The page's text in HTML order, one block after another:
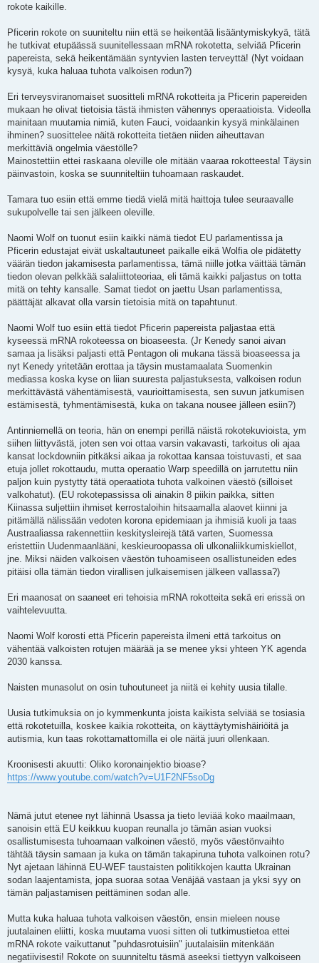
rokote kaikille.
Pficerin rokote on suuniteltu niin että se heikentää lisääntymiskykyä, tätä
he tutkivat etupäässä suunitellessaan mRNA rokotetta, selviää Pficerin
papereista, sekä heikentämään syntyvien lasten terveyttä! (Nyt voidaan
kysyä, kuka haluaa tuhota valkoisen rodun?)
Eri terveysviranomaiset suositteli mRNA rokotteita ja Pficerin papereiden
mukaan he olivat tietoisia tästä ihmisten vähennys operaatioista. Videolla
mainitaan muutamia nimiä, kuten Fauci, voidaankin kysyä minkälainen
ihminen? suosittelee näitä rokotteita tietäen niiden aiheuttavan
merkittäviä ongelmia väestölle?
Mainostettiin ettei raskaana oleville ole mitään vaaraa rokotteesta! Täysin
päinvastoin, koska se suunniteltiin tuhoamaan raskaudet.
Tamara tuo esiin että emme tiedä vielä mitä haittoja tulee seuraavalle
sukupolvelle tai sen jälkeen oleville.
Naomi Wolf on tuonut esiin kaikki nämä tiedot EU parlamentissa ja
Pficerin edustajat eivät uskaltautuneet paikalle eikä Wolfia ole pidätetty
väärän tiedon jakamisesta parlamentissa, tämä niille jotka väittää tämän
tiedon olevan pelkkää salaliittoteoriaa, eli tämä kaikki paljastus on totta
mitä on tehty kansalle. Samat tiedot on jaettu Usan parlamentissa,
päättäjät alkavat olla varsin tietoisia mitä on tapahtunut.
Naomi Wolf tuo esiin että tiedot Pficerin papereista paljastaa että
kyseessä mRNA rokoteessa on bioaseesta. (Jr Kenedy sanoi aivan
samaa ja lisäksi paljasti että Pentagon oli mukana tässä bioaseessa ja
nyt Kenedy yritetään erottaa ja täysin mustamaalata Suomenkin
mediassa koska kyse on liian suuresta paljastuksesta, valkoisen rodun
merkittävästä vähentämisestä, vaurioittamisesta, sen suvun jatkumisen
estämisestä, tyhmentämisestä, kuka on takana nousee jälleen esiin?)
Antinniemellä on teoria, hän on enempi perillä näistä rokotekuvioista, ym
siihen liittyvästä, joten sen voi ottaa varsin vakavasti, tarkoitus oli ajaa
kansat lockdowniin pitkäksi aikaa ja rokottaa kansaa toistuvasti, et saa
etuja jollet rokottaudu, mutta operaatio Warp speedillä on jarrutettu niin
paljon kuin pystytty tätä operaatiota tuhota valkoinen väestö (silloiset
valkohatut). (EU rokotepassissa oli ainakin 8 piikin paikka, sitten
Kiinassa suljettiin ihmiset kerrostaloihin hitsaamalla alaovet kiinni ja
pitämällä nälissään vedoten korona epidemiaan ja ihmisiä kuoli ja taas
Austraaliassa rakennettiin keskitysleirejä tätä varten, Suomessa
eristettiin Uudenmaanlääni, keskieuroopassa oli ulkonaliikkumiskiellot,
jne. Miksi näiden valkoisen väestön tuhoamiseen osallistuneiden edes
pitäisi olla tämän tiedon virallisen julkaisemisen jälkeen vallassa?)
Eri maanosat on saaneet eri tehoisia mRNA rokotteita sekä eri erissä on
vaihtelevuutta.
Naomi Wolf korosti että Pficerin papereista ilmeni että tarkoitus on
vähentää valkoisten rotujen määrää ja se menee yksi yhteen YK agenda
2030 kanssa.
Naisten munasolut on osin tuhoutuneet ja niitä ei kehity uusia tilalle.
Uusia tutkimuksia on jo kymmenkunta joista kaikista selviää se tosiasia
että rokotetuilla, koskee kaikia rokotteita, on käyttäytymishäiriöitä ja
autismia, kun taas rokottamattomilla ei ole näitä juuri ollenkaan.
Kroonisesti akuutti: Oliko koronainjektio bioase?
https://www.youtube.com/watch?v=U1F2NF5soDg
Nämä jutut etenee nyt lähinnä Usassa ja tieto leviää koko maailmaan,
sanoisin että EU keikkuu kuopan reunalla jo tämän asian vuoksi
osallistumisesta tuhoamaan valkoinen väestö, myös väestönvaihto
tähtää täysin samaan ja kuka on tämän takapiruna tuhota valkoinen rotu?
Nyt ajetaan lähinnä EU-WEF taustaisten politikkojen kautta Ukrainan
sodan laajentamista, jopa suoraa sotaa Venäjää vastaan ja yksi syy on
tämän paljastamisen peittäminen sodan alle.
Mutta kuka haluaa tuhota valkoisen väestön, ensin mieleen nouse
juutalainen eliitti, koska muutama vuosi sitten oli tutkimustietoa ettei
mRNA rokote vaikuttanut "puhdasrotuisiin" juutalaisiin mitenkään
negatiivisesti! Rokote on suunniteltu täsmä aseeksi tiettyyn valkoiseen